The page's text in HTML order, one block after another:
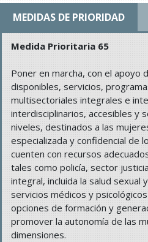
MEDIDAS DE PRIORIDAD
Medida Prioritaria 65
Poner en marcha, con el apoyo
disponibles, servicios,
multisectoriales integrales e
interdisciplinarios, accesibles y
niveles, destinados a las
especializada y confidencial de
cuenten con recursos
tales como policía, sector
integral, incluida la salud sexual
servicios médicos y
opciones de formación y
promover la autonomía de las
dimensiones.